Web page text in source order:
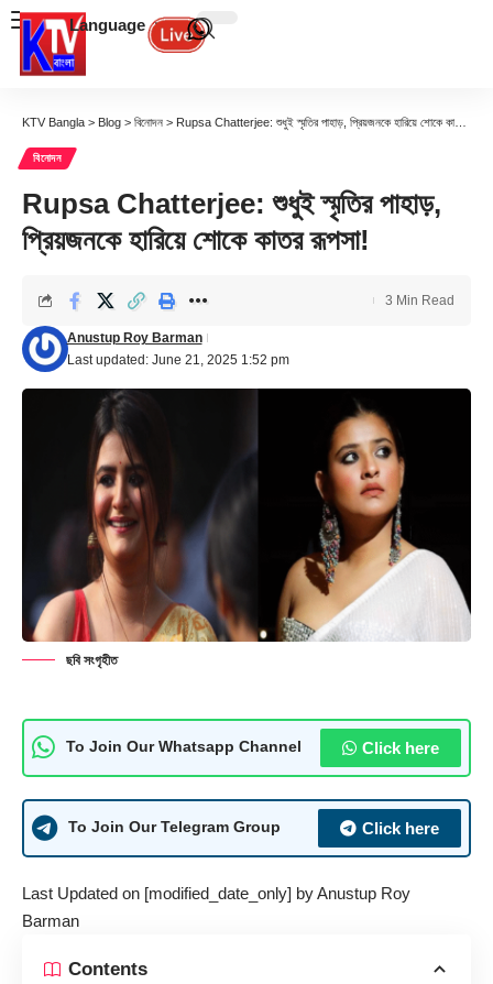
Language
KTV Bangla > Blog > বিনোদন > Rupsa Chatterjee: শুধুই স্মৃতির পাহাড়, প্রিয়জনকে হারিয়ে শোকে কাতর রূপসা!
বিনোদন
Rupsa Chatterjee: শুধুই স্মৃতির পাহাড়,
প্রিয়জনকে হারিয়ে শোকে কাতর রূপসা!
Last updated: June 21, 2025 1:52 pm
Anustup Roy Barman
3 Min Read
ছবি সংগৃহীত
To Join Our Whatsapp Channel Click here
To Join Our Telegram Group Click here
Last Updated on [modified_date_only] byAnustup Roy
Barman
Contents